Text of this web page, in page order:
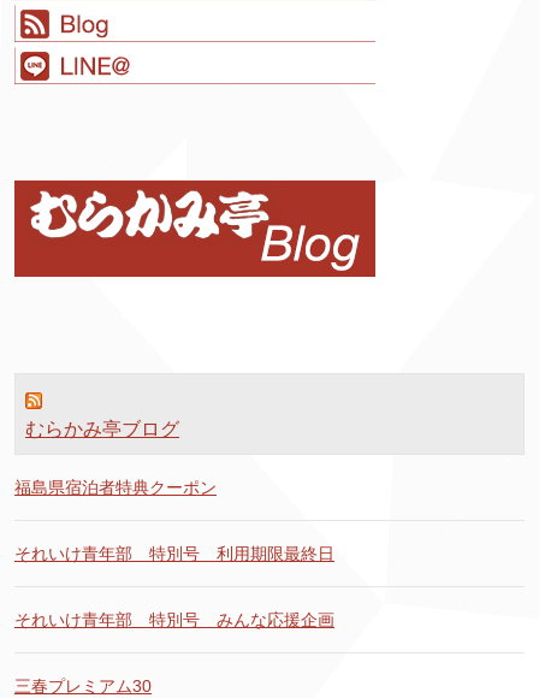
むらかみ亭ブログ
福島県宿泊者特典クーポン
それいけ青年部 特別号 利用期限最終日
それいけ青年部 特別号 みんな応援企画
三春プレミアム30